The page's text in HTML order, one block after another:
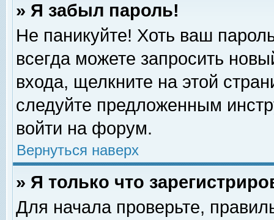
» Я забыл пароль!
Не паникуйте! Хоть ваш
всегда можете запросить
входа, щелкните на этой
следуйте предложенным
войти на форум.
Вернуться наверх
» Я только что
Для начала проверьте,